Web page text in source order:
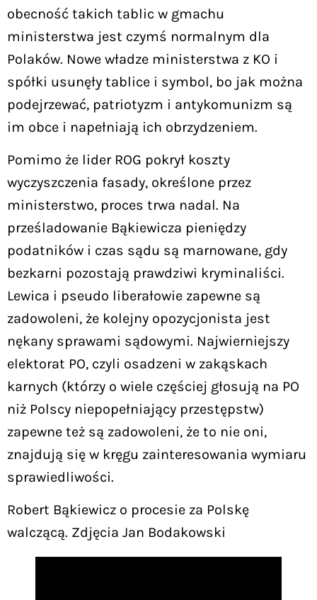
obecność takich tablic w gmachu
ministerstwa jest czymś normalnym dla
Polaków. Nowe władze ministerstwa z KO i
spółki usunęły tablice i symbol, bo jak można
podejrzewać, patriotyzm i antykomunizm są
im obce i napełniają ich obrzydzeniem.
Pomimo że lider ROG pokrył koszty
wyczyszczenia fasady, określone przez
ministerstwo, proces trwa nadal. Na
prześladowanie Bąkiewicza pieniędzy
podatników i czas sądu są marnowane, gdy
bezkarni pozostają prawdziwi kryminaliści.
Lewica i pseudo liberałowie zapewne są
zadowoleni, że kolejny opozycjonista jest
nękany sprawami sądowymi. Najwierniejszy
elektorat PO, czyli osadzeni w zakąskach
karnych (którzy o wiele częściej głosują na PO
niż Polscy niepopełniający przestępstw)
zapewne też są zadowoleni, że to nie oni,
znajdują się w kręgu zainteresowania wymiaru
sprawiedliwości.
Robert Bąkiewicz o procesie za Polskę
walczącą. Zdjęcia Jan Bodakowski